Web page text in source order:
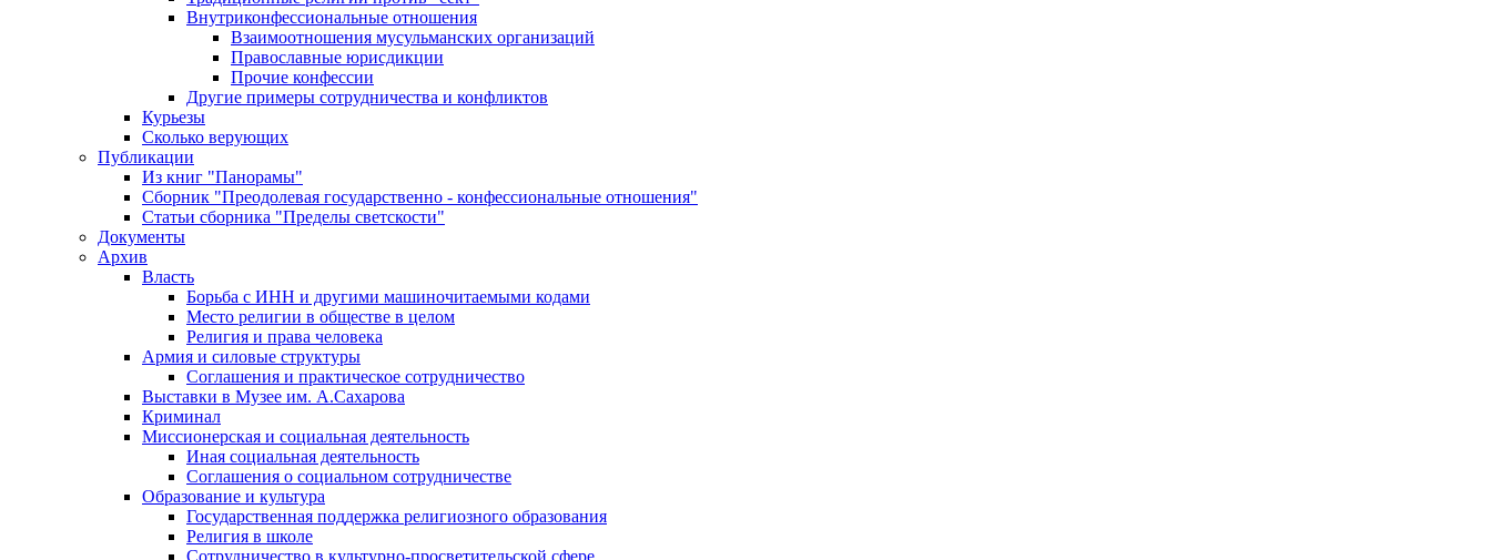
Внутриконфессиональные отношения
Взаимоотношения мусульманских организаций
Православные юрисдикции
Прочие конфессии
Другие примеры сотрудничества и конфликтов
Курьезы
Сколько верующих
Публикации
Из книг "Панорамы"
Сборник "Преодолевая государственно - конфессиональные отношения"
Статьи сборника "Пределы светскости"
Документы
Архив
Власть
Борьба с ИНН и другими машиночитаемыми кодами
Место религии в обществе в целом
Религия и права человека
Армия и силовые структуры
Соглашения и практическое сотрудничество
Выставки в Музее им. А.Сахарова
Криминал
Миссионерская и социальная деятельность
Иная социальная деятельность
Соглашения о социальном сотрудничестве
Образование и культура
Государственная поддержка религиозного образования
Религия в школе